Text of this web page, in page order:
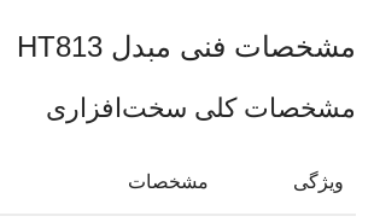
مشخصات فنی مبدل HT813
مشخصات کلی سخت‌افزاری
ویژگی مشخصات